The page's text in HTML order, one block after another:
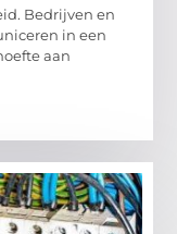
Bedrijven en
in een
aan